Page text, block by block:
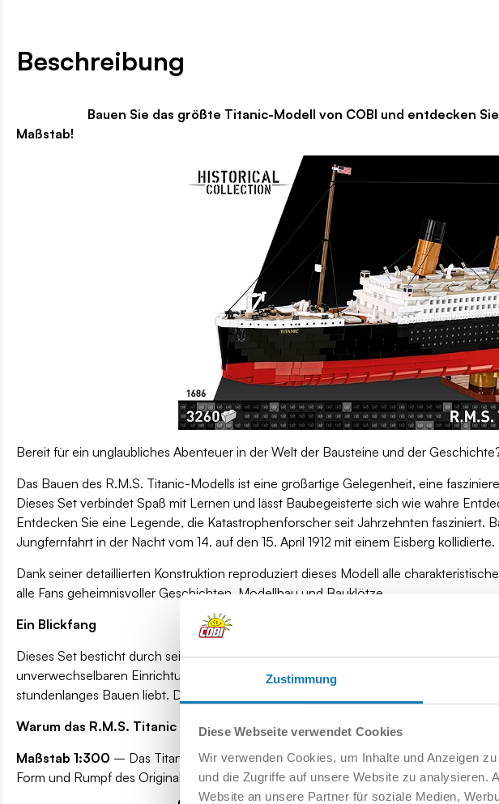
Zustimmung
Diese Webseite verwendet Cookies
Wir verwenden Cookies, um Inhalte und Anzeigen
und die Zugriffe auf unsere Website zu analysieren.
Website an unsere Partner für soziale Medien,
Beschreibung
Bauen Sie das größte Titanic-Modell von COBI und entdecken Sie
Maßstab!
Bereit für ein unglaubliches Abenteuer in der Welt der Bausteine und der
Das Bauen des R.M.S. Titanic-Modells ist eine großartige Gelegenheit, eine
Dieses Set verbindet Spaß mit Lernen und lässt Baubegeisterte sich wie wahre
Entdecken Sie eine Legende, die Katastrophenforscher seit Jahrzehnten fasziniert.
Jungfernfahrt in der Nacht vom 14. auf den 15. April 1912 mit einem Eisberg kollidierte.
Dank seiner detaillierten Konstruktion reproduziert dieses Modell alle
alle Fans geheimnisvoller Geschichten, Modellbau und Bauklötze.
Ein Blickfang
Dieses Set besticht durch seinen beeindruckenden Ausstellungswert – es ist groß,
unverwechselbaren Einrichtungselement macht. Es eignet sich perfekt sowohl für
stundenlanges Bauen liebt. Dieses Modell ist ein Blickfang, regt zum Gespräch an
Warum das R.M.S. Titanic Set wählen?
Maßstab 1:300 – Das Titanic-Modell ist ein wahres Juwel für jeden Sammler. Mit
Form und Rumpf des Originalschiffs originalgetreu nach. Jedes Element wurde mit